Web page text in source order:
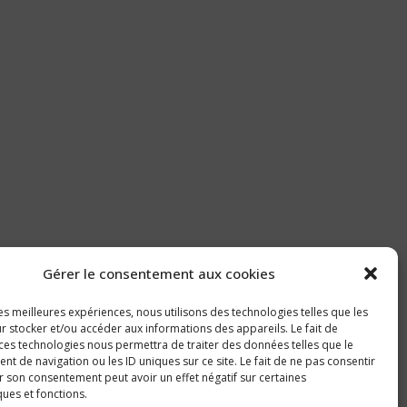
Gérer le consentement aux cookies
meilleures expériences, nous utilisons des technologies telles que les
stocker et/ou accéder aux informations des appareils. Le fait de
technologies nous permettra de traiter des données telles que le
de navigation ou les ID uniques sur ce site. Le fait de ne pas consentir
son consentement peut avoir un effet négatif sur certaines
et fonctions.